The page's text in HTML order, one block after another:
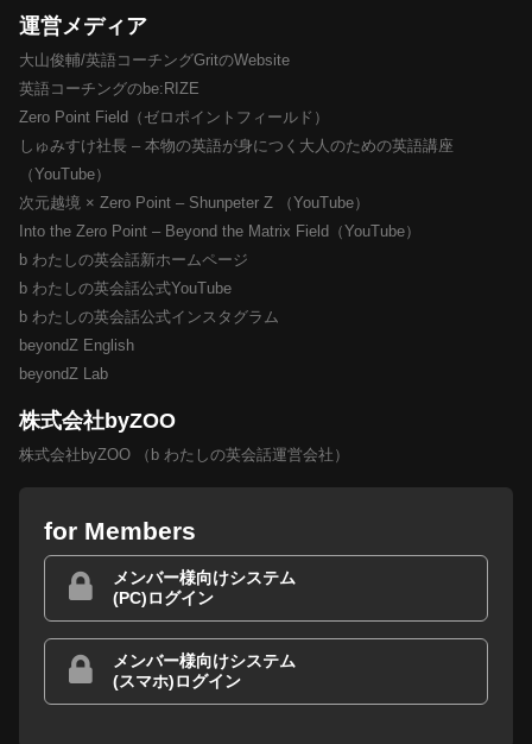
運営メディア
大山俊輔/英語コーチングGritのWebsite
英語コーチングのbe:RIZE
Zero Point Field（ゼロポイントフィールド）
しゅみすけ社長 – 本物の英語が身につく大人のための英語講座
（YouTube）
次元越境 × Zero Point – Shunpeter Z （YouTube）
Into the Zero Point – Beyond the Matrix Field（YouTube）
b わたしの英会話新ホームページ
b わたしの英会話公式YouTube
b わたしの英会話公式インスタグラム
beyondZ English
beyondZ Lab
株式会社byZOO
株式会社byZOO （b わたしの英会話運営会社）
for Members
メンバー様向けシステム
(PC)ログイン
メンバー様向けシステム
(スマホ)ログイン